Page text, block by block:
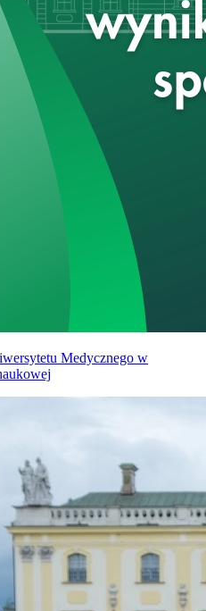
Medycznego w